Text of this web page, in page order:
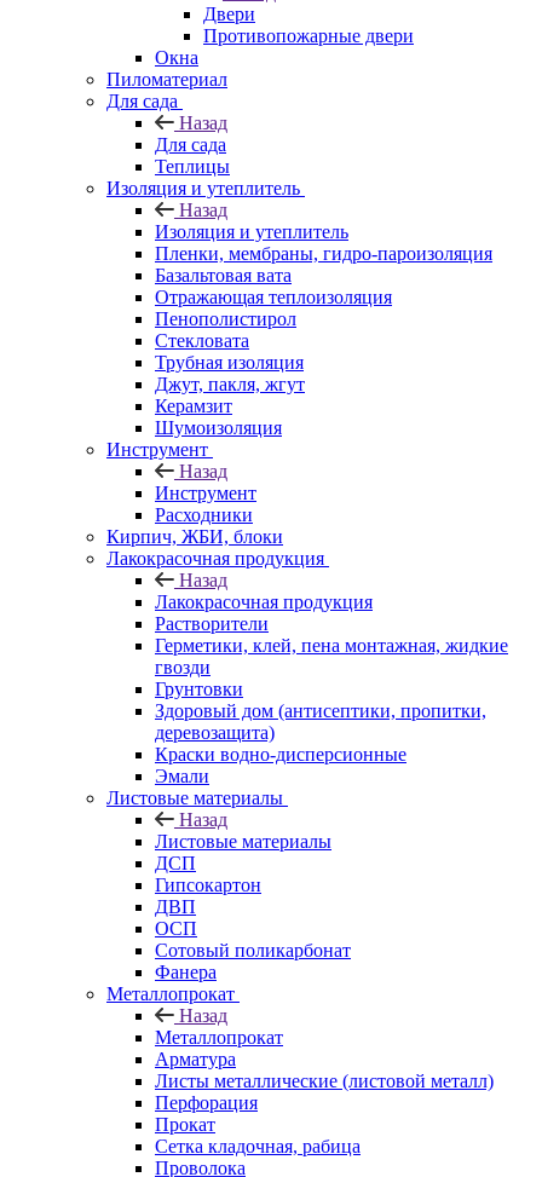
Двери
Противопожарные двери
Окна
Пиломатериал
Для сада
Назад
Для сада
Теплицы
Изоляция и утеплитель
Назад
Изоляция и утеплитель
Пленки, мембраны, гидро-пароизоляция
Базальтовая вата
Отражающая теплоизоляция
Пенополистирол
Стекловата
Трубная изоляция
Джут, пакля, жгут
Керамзит
Шумоизоляция
Инструмент
Назад
Инструмент
Расходники
Кирпич, ЖБИ, блоки
Лакокрасочная продукция
Назад
Лакокрасочная продукция
Растворители
Герметики, клей, пена монтажная, жидкие
гвозди
Грунтовки
Здоровый дом (антисептики, пропитки,
деревозащита)
Краски водно-дисперсионные
Эмали
Листовые материалы
Назад
Листовые материалы
ДСП
Гипсокартон
ДВП
ОСП
Сотовый поликарбонат
Фанера
Металлопрокат
Назад
Металлопрокат
Арматура
Листы металлические (листовой металл)
Перфорация
Прокат
Сетка кладочная, рабица
Проволока